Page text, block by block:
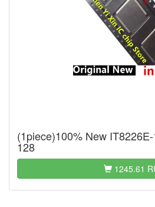
(1piece)100% New
128
1245.61